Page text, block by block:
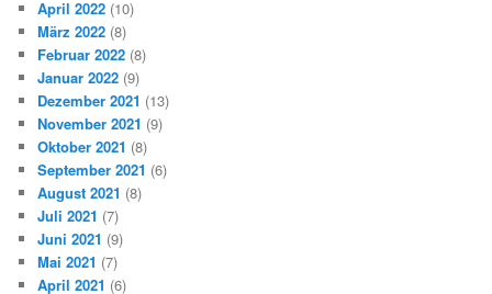
April 2022 (10)
März 2022 (8)
Februar 2022 (8)
Januar 2022 (9)
Dezember 2021 (13)
November 2021 (9)
Oktober 2021 (8)
September 2021 (6)
August 2021 (8)
Juli 2021 (7)
Juni 2021 (9)
Mai 2021 (7)
April 2021 (6)